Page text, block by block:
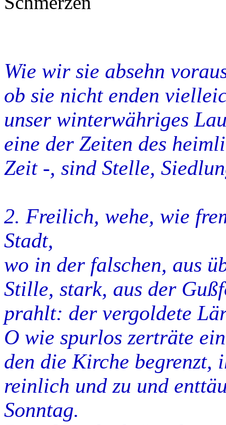
Wie wir sie absehn
ob sie nicht enden
unser winterwähriges
eine der Zeiten des
Zeit -, sind Stelle,
2. Freilich, wehe, wie
Stadt,
wo in der falschen, aus
Stille, stark, aus der
prahlt: der vergoldete
O wie spurlos zerträte
den die Kirche begrenzt,
reinlich und zu und
Sonntag.